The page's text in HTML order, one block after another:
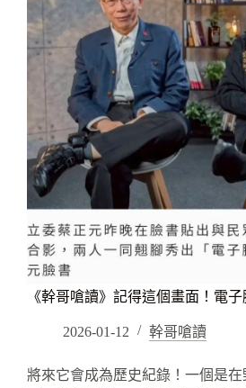
《幹哥嗆讀》記得這個畫面！電
2026-01-12 幹哥嗆讀
將來它會成為歷史紀錄！一個是在